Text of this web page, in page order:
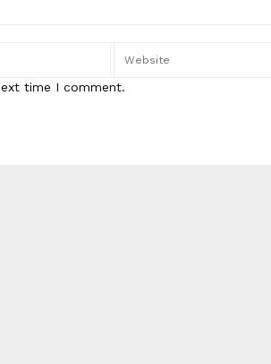
time I comment.